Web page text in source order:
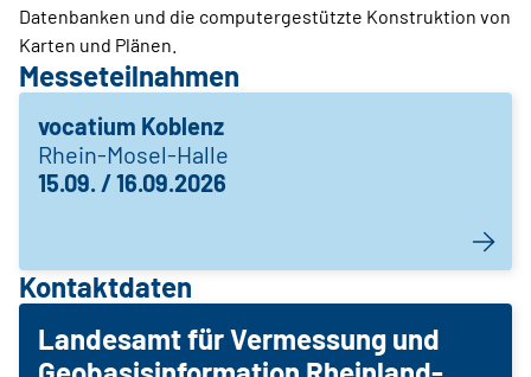
Datenbanken und die computergestützte Konstruktion von
Karten und Plänen.
Messeteilnahmen
vocatium Koblenz
Rhein-Mosel-Halle
15.09. / 16.09.2026
Kontaktdaten
Landesamt für Vermessung und